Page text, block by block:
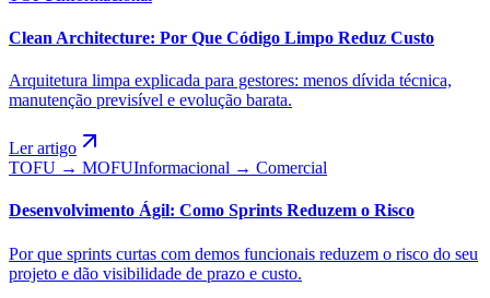
Clean Architecture: Por Que Código Limpo Reduz Custo
Arquitetura limpa explicada para gestores: menos dívida técnica,
manutenção previsível e evolução barata.
Ler artigo
TOFU → MOFUInformacional → Comercial
Desenvolvimento Ágil: Como Sprints Reduzem o Risco
Por que sprints curtas com demos funcionais reduzem o risco do seu
projeto e dão visibilidade de prazo e custo.